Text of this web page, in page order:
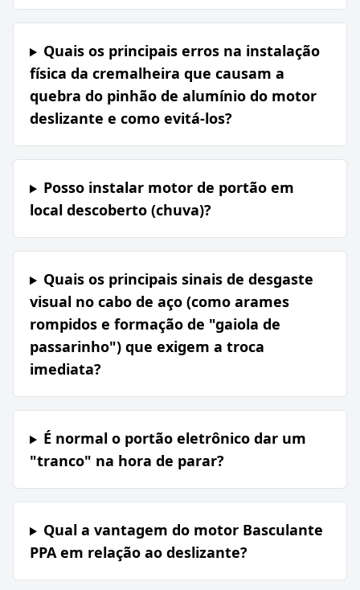
Quais os principais erros na instalação
física da cremalheira que causam a
quebra do pinhão de alumínio do motor
deslizante e como evitá-los?
Posso instalar motor de portão em
local descoberto (chuva)?
Quais os principais sinais de desgaste
visual no cabo de aço (como arames
rompidos e formação de "gaiola de
passarinho") que exigem a troca
imediata?
É normal o portão eletrônico dar um
"tranco" na hora de parar?
Qual a vantagem do motor Basculante
PPA em relação ao deslizante?